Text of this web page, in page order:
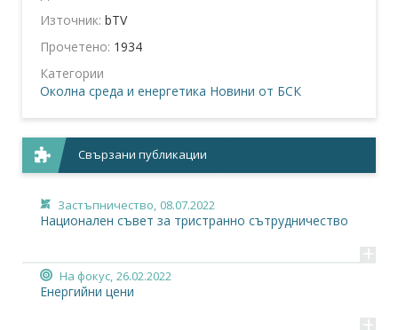
Източник: bTV
Прочетено: 1934
Категории
Околна среда и енергетика Новини от БСК
Свързани публикации
Застъпничество, 08.07.2022
Национален съвет за тристранно сътрудничество
+
На фокус, 26.02.2022
Енергийни цени
+